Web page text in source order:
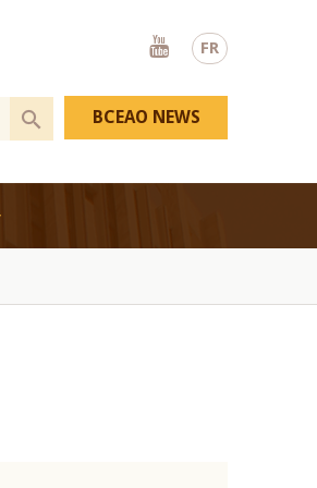
FR
Youtube
BCEAO NEWS